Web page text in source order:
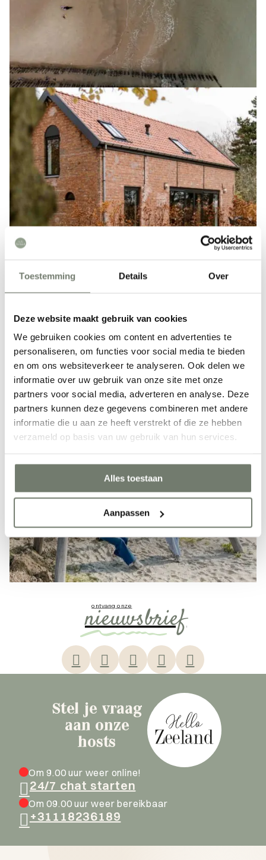
Toestemming Details Over
Deze website maakt gebruik van cookies
We gebruiken cookies om content en advertenties te
personaliseren, om functies voor social media te bieden
en om ons websiteverkeer te analyseren. Ook delen we
informatie over uw gebruik van onze site met onze
partners voor social media, adverteren en analyse. Deze
partners kunnen deze gegevens combineren met andere
informatie die u aan ze heeft verstrekt of die ze hebben
verzameld op basis van uw gebruik van hun services.
Alles toestaan
Aanpassen
Waar ben je naar op zoek?
ontvang onze
nieuwsbrief
Stel je vraag
aan onze
hosts
Om 9.00 uur weer online!
24/7 chat starten
Om 09.00 uur weer bereikbaar
+31118236189